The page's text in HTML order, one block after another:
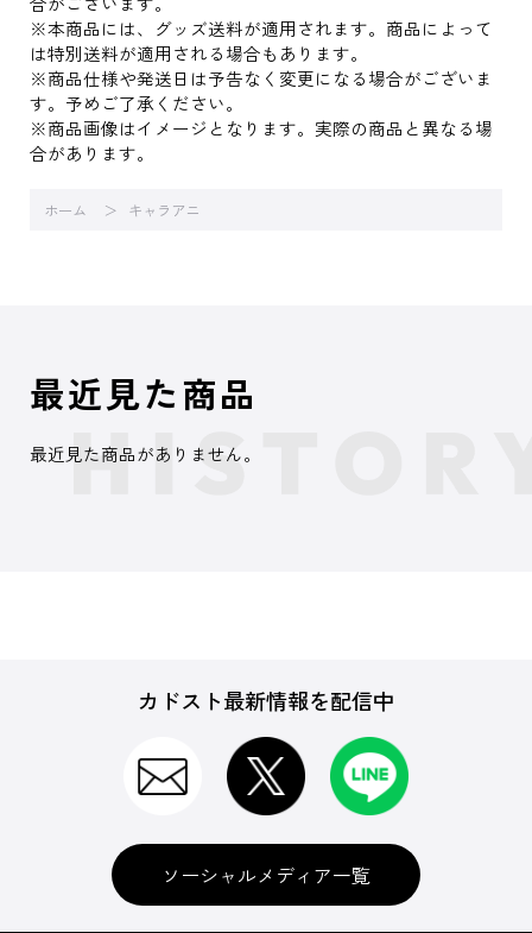
※本商品には、グッズ送料が適用されます。商品によって
は特別送料が適用される場合もあります。
※商品仕様や発送日は予告なく変更になる場合がございま
す。予めご了承ください。
※商品画像はイメージとなります。実際の商品と異なる場
合があります。
ホーム キャラアニ
最近見た商品
最近見た商品がありません。
カドスト最新情報を配信中
ソーシャルメディア一覧